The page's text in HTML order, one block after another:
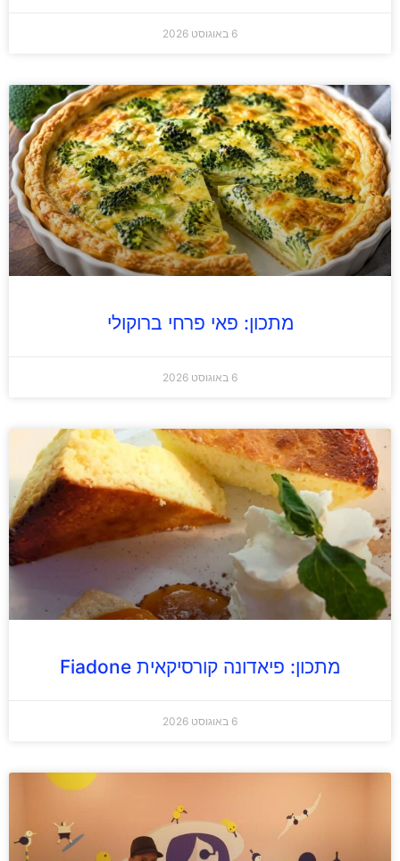
6 באוגוסט 2026
מתכון: פאי פרחי ברוקולי
6 באוגוסט 2026
מתכון: פיאדונה קורסיקאית Fiadone
6 באוגוסט 2026